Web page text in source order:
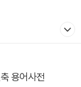
용어사전